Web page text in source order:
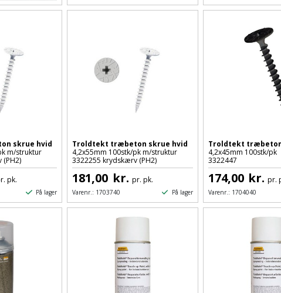
skrue hvid
m/struktur
pk.
På lager
Troldtekt træbeton skrue hvid
4,2x55mm 100stk/pk m/struktur
3322255 krydskærv (PH2)
181,00 kr. pr. pk.
Varenr.: 1703740 På lager
Troldtekt
4,2x45mm 100stk/pk
3322447
174,00 kr. pr.
Varenr.: 1704040